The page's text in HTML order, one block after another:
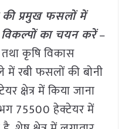
की प्रमुख फसलों में
का चयन करें–
कृषि विकास
में रबी फसलों की बोनी
क्षेत्र में किया जाना
75500 हेक्टेयर में